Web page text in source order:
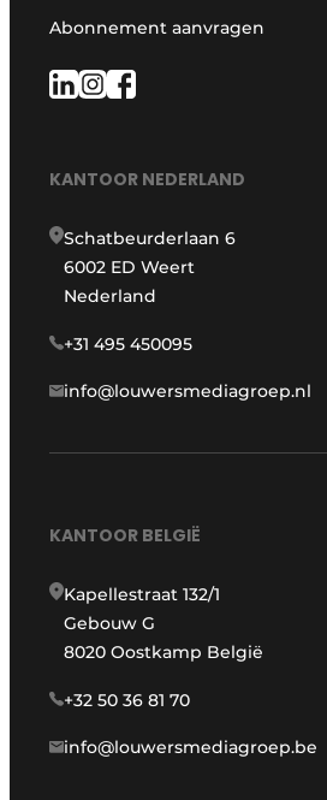
Abonnement aanvragen
KANTOOR NEDERLAND
Schatbeurderlaan 6
6002 ED Weert
Nederland
+31 495 450095
info@louwersmediagroep.nl
KANTOOR BELGIË
Kapellestraat 132/1
Gebouw G
8020 Oostkamp België
+32 50 36 81 70
info@louwersmediagroep.be